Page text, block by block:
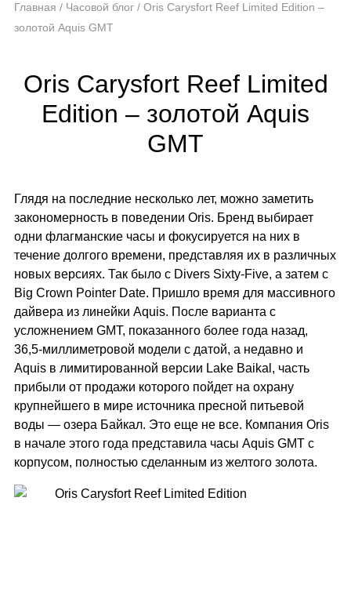
Главная / Часовой блог / Oris Carysfort Reef Limited Edition –
золотой Aquis GMT
Oris Carysfort Reef Limited
Edition – золотой Aquis
GMT
Глядя на последние несколько лет, можно заметить
закономерность в поведении Oris. Бренд выбирает
одни флагманские часы и фокусируется на них в
течение долгого времени, представляя их в различных
новых версиях. Так было с Divers Sixty-Five, а затем с
Big Crown Pointer Date. Пришло время для массивного
дайвера из линейки Aquis. После варианта с
усложнением GMT, показанного более года назад,
36,5-миллиметровой модели с датой, а недавно и
Aquis в лимитированной версии Lake Baikal, часть
прибыли от продажи которого пойдет на охрану
крупнейшего в мире источника пресной питьевой
воды — озера Байкал. Это еще не все. Компания Oris
в начале этого года представила часы Aquis GMT с
корпусом, полностью сделанным из желтого золота.